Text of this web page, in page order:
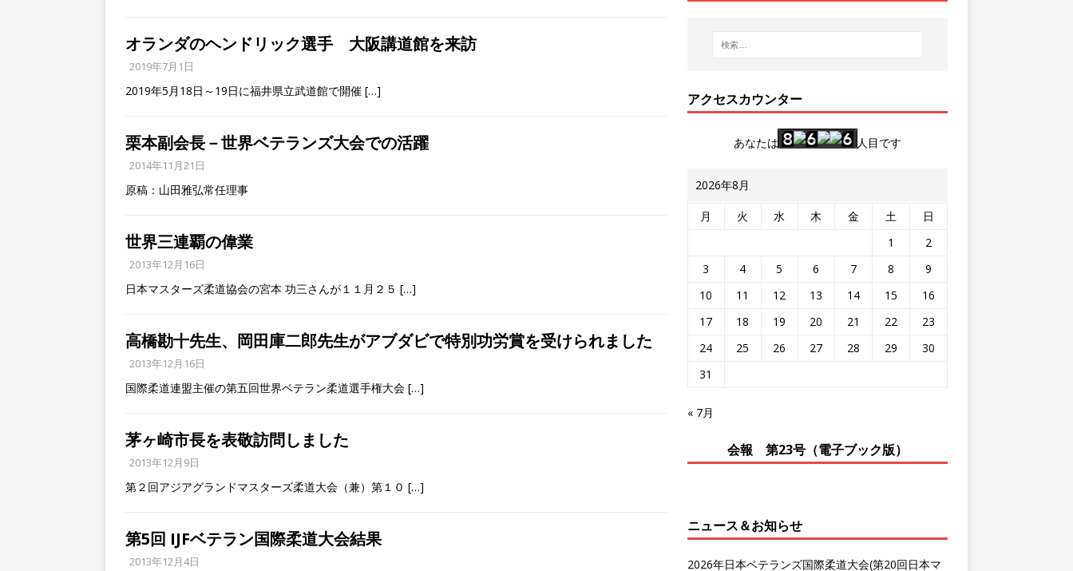
オランダのヘンドリック選手 大阪講道館を来訪
2019年7月1日
2019年5月18日～19日に福井県立武道館で開催 […]
栗本副会長－世界ベテランズ大会での活躍
2014年11月21日
原稿：山田雅弘常任理事
世界三連覇の偉業
2013年12月16日
日本マスターズ柔道協会の宮本 功三さんが１１月２５ […]
高橋勘十先生、岡田庫二郎先生がアブダビで特別功労賞を受けられました
2013年12月16日
国際柔道連盟主催の第五回世界ベテラン柔道選手権大会 […]
茅ヶ崎市長を表敬訪問しました
2013年12月9日
第２回アジアグランドマスターズ柔道大会（兼）第１０ […]
第5回 IJFベテラン国際柔道大会結果
2013年12月4日
アクセスカウンター
あなたは 人目です
2026年8月
月 火 水 木 金 土
日
1
2
3
4 5 6 7 8
9
10
11 12 13 14 15
16
17
18 19 20 21 22
23
24
25 26 27 28 29
30
31
« 7月
会報 第23号（電子ブック版）
ニュース＆お知らせ
2026年日本ベテランズ国際柔道大会(第20回日本マ